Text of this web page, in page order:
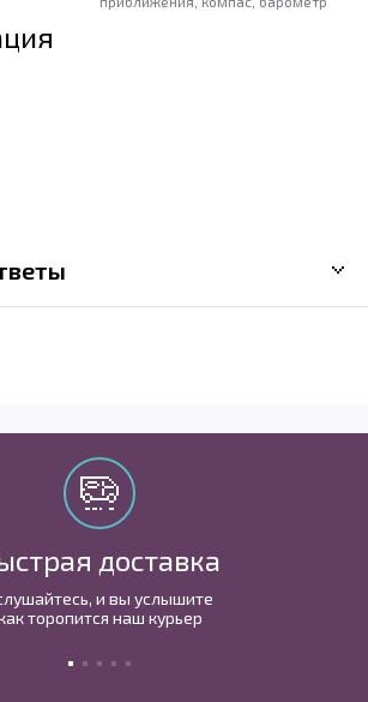
доставка
и вы услышите
торопится наш курьер